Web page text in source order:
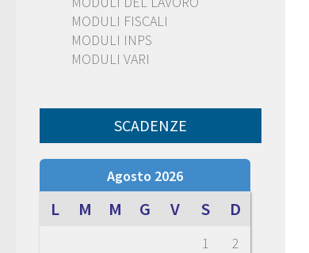
MODULI FISCALI
MODULI INPS
MODULI VARI
SCADENZE
Agosto 2026
L M M G V S D
1
2